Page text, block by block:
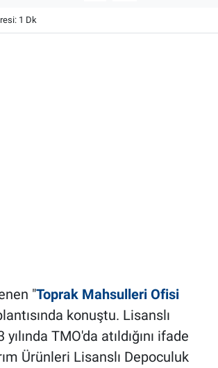
1 Dk
"Toprak Mahsulleri Ofisi
konuştu. Lisanslı
TMO'da atıldığını ifade
Ürünleri Lisanslı Depoculuk